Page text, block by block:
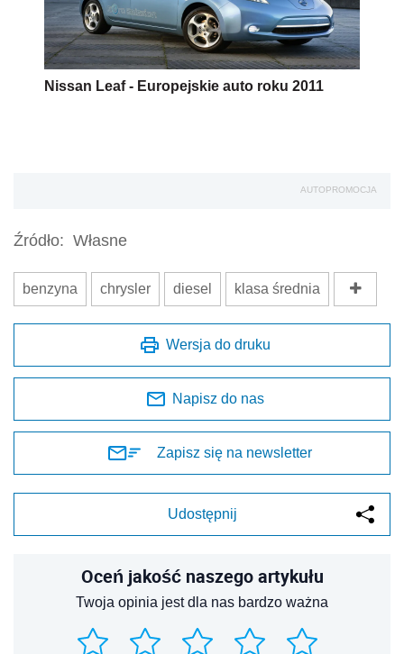
Nissan Leaf - Europejskie auto roku 2011
AUTOPROMOCJA
Źródło: Własne
benzyna chrysler diesel klasa średnia
Wersja do druku
Napisz do nas
Zapisz się na newsletter
Udostępnij
Oceń jakość naszego artykułu
Twoja opinia jest dla nas bardzo ważna